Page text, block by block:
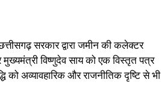
सरकार द्वारा जमीन की कलेक्टर
विष्णुदेव साय को एक विस्तृत पत्र
अव्यावहारिक और राजनीतिक दृष्टि से भी